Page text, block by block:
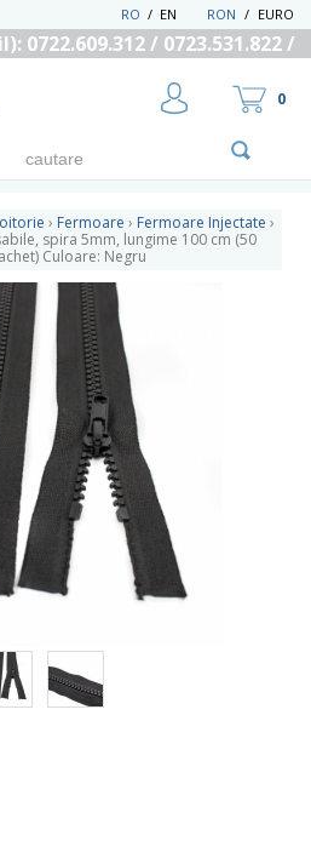
RON / EURO
EN
/
RO
/ 0723.531.822 /
UTILIZATOR NOU
RECUPEREAZA PAROLA
0
› Fermoare › Fermoare Injectate ›
spira 5mm, lungime 100 cm (50
Culoare: Negru